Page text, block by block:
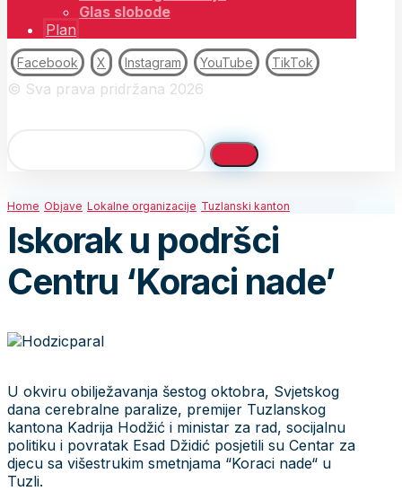
Glas slobode
Plan
Facebook X Instagram YouTube TikTok
© Sva prava pridržana 2026
Home Objave Lokalne organizacije Tuzlanski kanton
Iskorak u podršci
Centru ‘Koraci nade’
U okviru obilježavanja šestog oktobra, Svjetskog
dana cerebralne paralize, premijer Tuzlanskog
kantona Kadrija Hodžić i ministar za rad, socijalnu
politiku i povratak Esad Džidić posjetili su Centar za
djecu sa višestrukim smetnjama “Koraci nade“ u
Tuzli.